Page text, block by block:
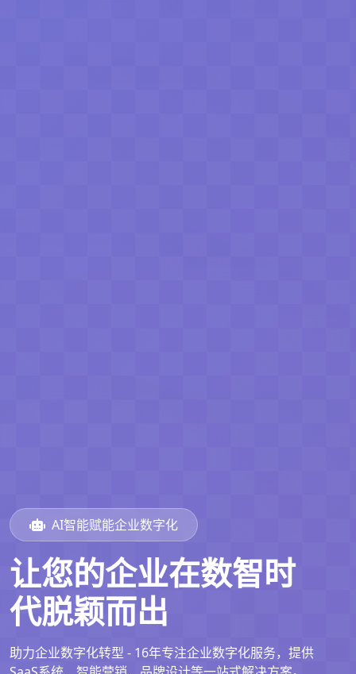
AI智能赋能企业数字化
让您的企业在数智时
代脱颖而出
助力企业数字化转型 - 16年专注企业数字化服务，提供